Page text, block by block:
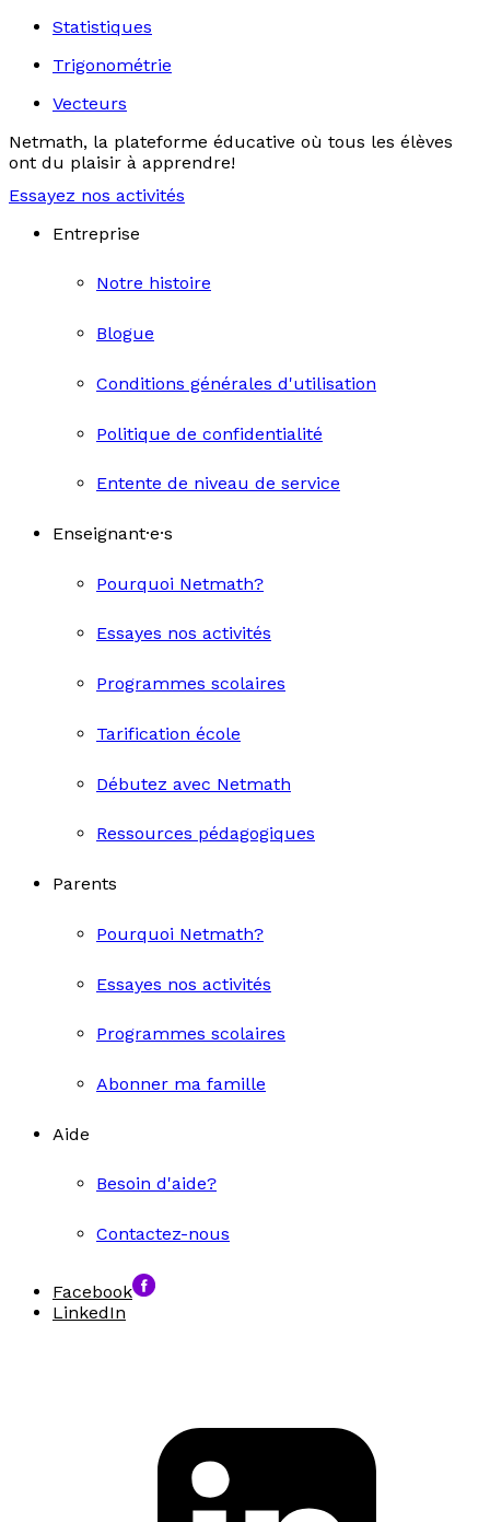
Statistiques
Trigonométrie
Vecteurs
Netmath, la plateforme éducative où tous les élèves
ont du plaisir à apprendre!
Essayez nos activités
Entreprise
Notre histoire
Blogue
Conditions générales d'utilisation
Politique de confidentialité
Entente de niveau de service
Enseignant·e·s
Pourquoi Netmath?
Essayes nos activités
Programmes scolaires
Tarification école
Débutez avec Netmath
Ressources pédagogiques
Parents
Pourquoi Netmath?
Essayes nos activités
Programmes scolaires
Abonner ma famille
Aide
Besoin d'aide?
Contactez-nous
Facebook
LinkedIn